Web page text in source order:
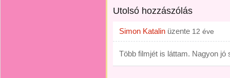
Utolsó hozzászólás
Simon Katalin üzente 12 éve
Több filmjét is láttam. Nagyon jó